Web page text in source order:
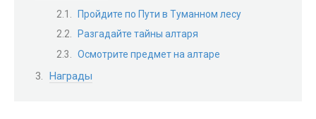
Пройдите по Пути в Туманном лесу
Разгадайте тайны алтаря
Осмотрите предмет на алтаре
Награды